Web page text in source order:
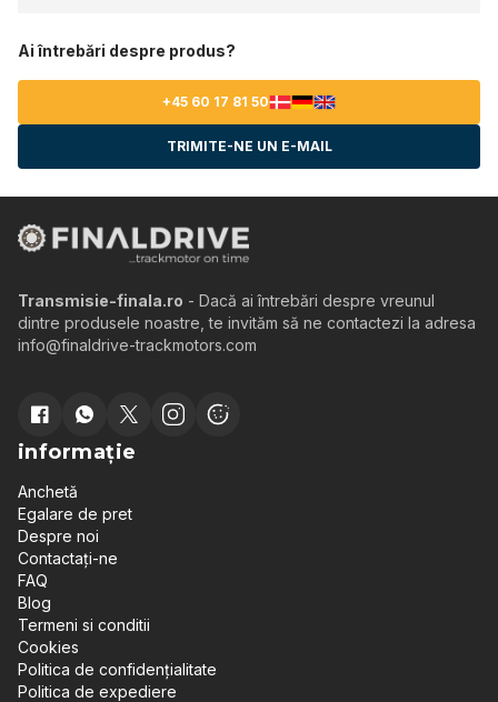
Ai întrebări despre produs?
+45 60 17 81 50
TRIMITE-NE UN E-MAIL
Transmisie-finala.ro - Dacă ai întrebări despre vreunul
dintre produsele noastre, te invităm să ne contactezi la adresa
info@finaldrive-trackmotors.com
informație
Anchetă
Egalare de pret
Despre noi
Contactați-ne
FAQ
Blog
Termeni si conditii
Cookies
Politica de confidențialitate
Politica de expediere